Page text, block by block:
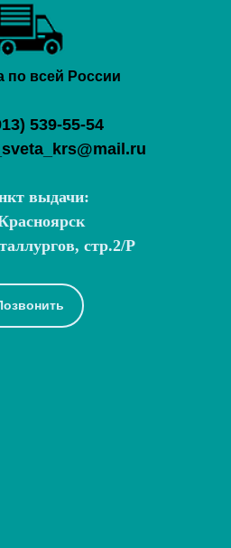
по всей России
539-55-54
выдачи:
стр.2/Р